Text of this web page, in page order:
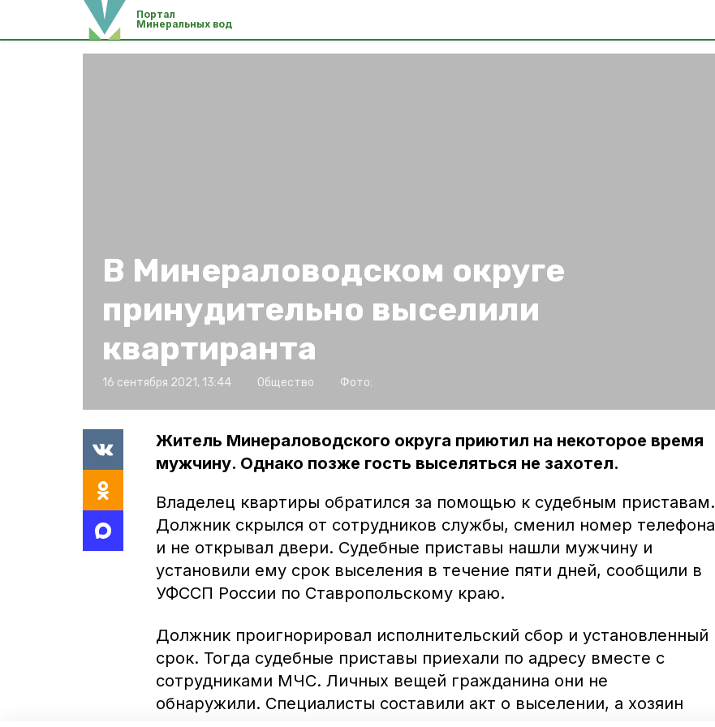
Портал
Минеральных вод
В Минераловодском округе
принудительно выселили
квартиранта
16 сентября 2021, 13:44 Общество Фото:
Житель Минераловодского округа приютил на некоторое время
мужчину. Однако позже гость выселяться не захотел.
Владелец квартиры обратился за помощью к судебным приставам.
Должник скрылся от сотрудников службы, сменил номер телефона
и не открывал двери. Судебные приставы нашли мужчину и
установили ему срок выселения в течение пяти дней, сообщили в
УФССП России по Ставропольскому краю.
Должник проигнорировал исполнительский сбор и установленный
срок. Тогда судебные приставы приехали по адресу вместе с
сотрудниками МЧС. Личных вещей гражданина они не
обнаружили. Специалисты составили акт о выселении, а хозяин